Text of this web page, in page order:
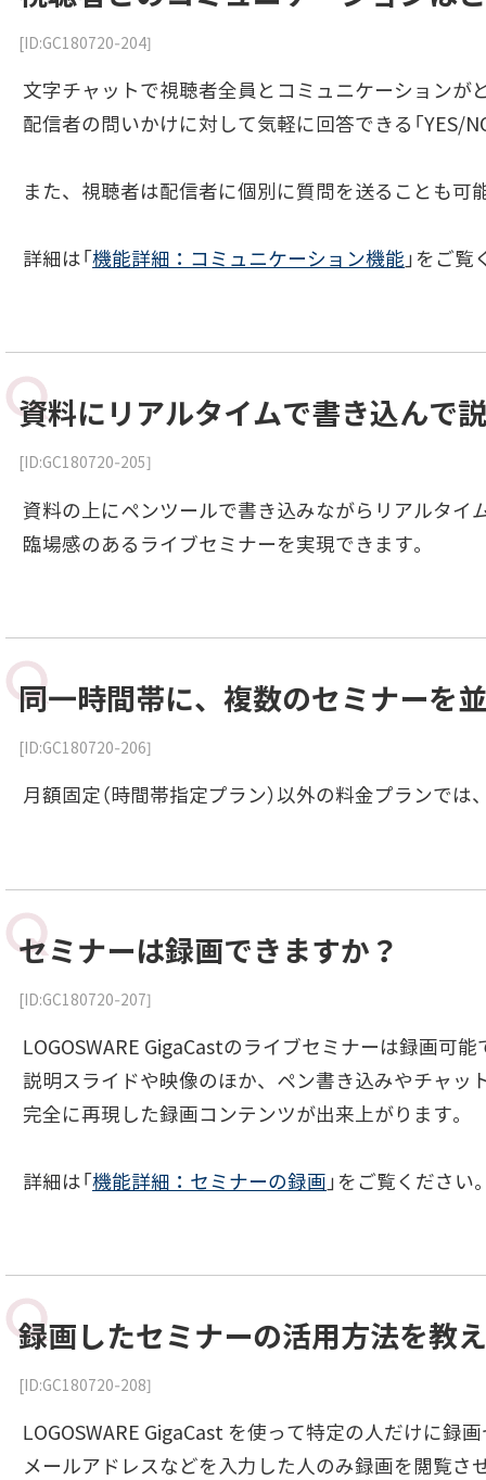
[ID:GC180720-204]
文字チャットで視聴者全員とコミュニケーションが
配信者の問いかけに対して気軽に回答できる「YES/
また、視聴者は配信者に個別に質問を送ることも可
詳細は「機能詳細：コミュニケーション機能 」をご
資料にリアルタイムで書き込んで
[ID:GC180720-205]
資料の上にペンツールで書き込みながらリアルタイ
臨場感のあるライブセミナーを実現できます。
同一時間帯に、複数のセミナーを
[ID:GC180720-206]
月額固定（時間帯指定プラン）以外の料金プランで
セミナーは録画できますか？
[ID:GC180720-207]
LOGOSWARE GigaCastのライブセミナーは録画可能
説明スライドや映像のほか、ペン書き込みやチャ
完全に再現した録画コンテンツが出来上がります。
詳細は「機能詳細：セミナーの録画 」をご覧ください
録画したセミナーの活用方法を教
[ID:GC180720-208]
LOGOSWARE GigaCast を使って特定の人だけに録
メールアドレスなどを入力した人のみ録画を閲覧さ